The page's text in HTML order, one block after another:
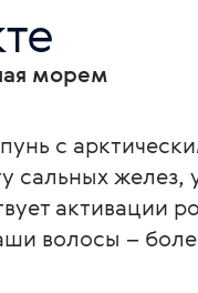
морем
с
сальных
активации
волосы –